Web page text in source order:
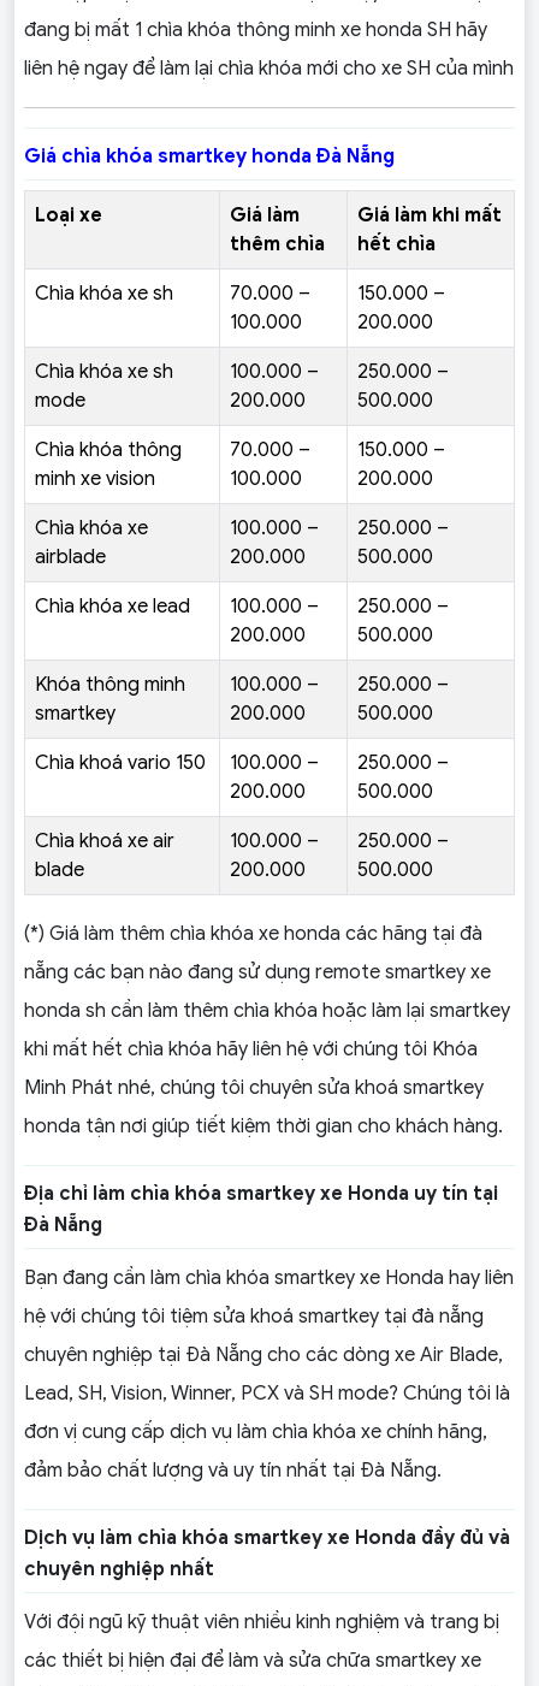
đang bị mất 1 chìa khóa thông minh xe honda SH hãy
liên hệ ngay để làm lại chìa khóa mới cho xe SH của mình
Giá chìa khóa smartkey honda Đà Nẵng
Loại xe
Giá làm
thêm chìa
Giá làm khi mất
hết chìa
Chìa khóa xe sh
70.000 –
100.000
150.000 –
200.000
Chìa khóa xe sh
mode
100.000 –
200.000
250.000 –
500.000
Chìa khóa thông
minh xe vision
70.000 –
100.000
150.000 –
200.000
Chìa khóa xe
airblade
100.000 –
200.000
250.000 –
500.000
Chìa khóa xe lead
100.000 –
200.000
250.000 –
500.000
Khóa thông minh
smartkey
100.000 –
200.000
250.000 –
500.000
Chìa khoá vario 150
100.000 –
200.000
250.000 –
500.000
Chìa khoá xe air
blade
100.000 –
200.000
250.000 –
500.000
(*) Giá làm thêm chìa khóa xe honda các hãng tại đà
nẵng các bạn nào đang sử dụng remote smartkey xe
honda sh cần làm thêm chìa khóa hoặc làm lại smartkey
khi mất hết chìa khóa hãy liên hệ với chúng tôi Khóa
Minh Phát nhé, chúng tôi chuyên sửa khoá smartkey
honda tận nơi giúp tiết kiệm thời gian cho khách hàng.
Địa chỉ làm chìa khóa smartkey xe Honda uy tín tại
Đà Nẵng
Bạn đang cần làm chìa khóa smartkey xe Honda hay liên
hệ với chúng tôi tiệm sửa khoá smartkey tại đà nẵng
chuyên nghiệp tại Đà Nẵng cho các dòng xe Air Blade,
Lead, SH, Vision, Winner, PCX và SH mode? Chúng tôi là
đơn vị cung cấp dịch vụ làm chìa khóa xe chính hãng,
đảm bảo chất lượng và uy tín nhất tại Đà Nẵng.
Dịch vụ làm chìa khóa smartkey xe Honda đầy đủ và
chuyên nghiệp nhất
Với đội ngũ kỹ thuật viên nhiều kinh nghiệm và trang bị
các thiết bị hiện đại để làm và sửa chữa smartkey xe